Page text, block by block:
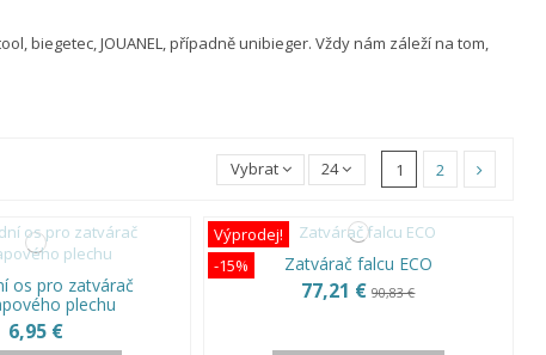
biegetec, JOUANEL, případně unibieger. Vždy nám záleží na tom,
Vybrat 24 1 2
os pro zatvárač
plechu
6,95 €
Výprodej!
-15%
Zatvárač falcu ECO
77,21 €90,83 €